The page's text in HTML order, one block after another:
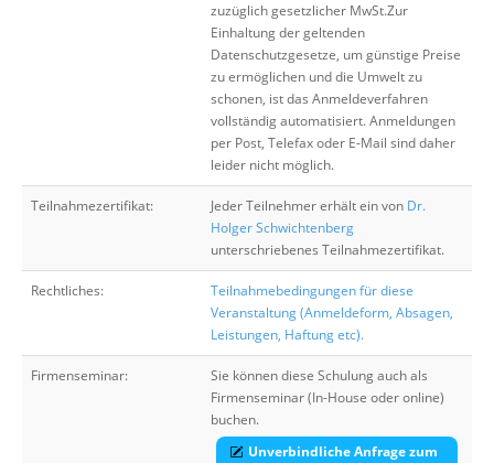
zuzüglich gesetzlicher MwSt.Zur
Einhaltung der geltenden
Datenschutzgesetze, um günstige Preise
zu ermöglichen und die Umwelt zu
schonen, ist das Anmeldeverfahren
vollständig automatisiert. Anmeldungen
per Post, Telefax oder E-Mail sind daher
leider nicht möglich.
Teilnahmezertifikat: Jeder Teilnehmer erhält ein von Dr.
Holger Schwichtenberg
unterschriebenes Teilnahmezertifikat.
Rechtliches:
Teilnahmebedingungen für diese
Veranstaltung (Anmeldeform, Absagen,
Leistungen, Haftung etc).
Firmenseminar:
Sie können diese Schulung auch als
Firmenseminar (In-House oder online)
buchen.
Unverbindliche Anfrage zum